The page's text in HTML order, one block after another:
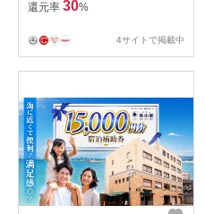
還元率 30%
4サイトで掲載中